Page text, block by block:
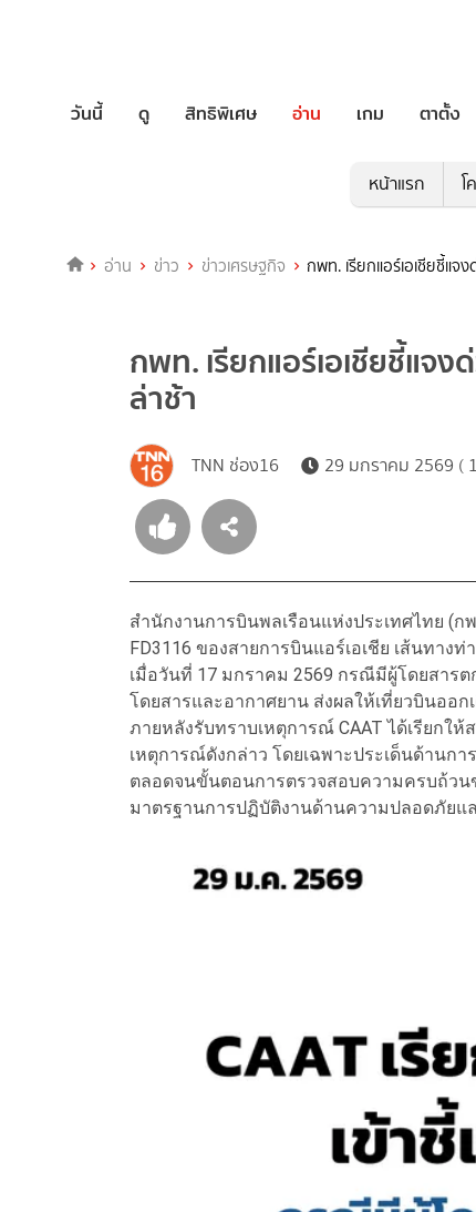
วันนี้ ดู สิทธิพิเศษ อ่าน เกม ตาตั้ง
หน้าแรก โ
อ่าน ข่าว ข่าวเศรษฐกิจ กพท. เรียกแอร์เอเชียชี้แ
กพท. เรียกแอร์เอเชียชี้แจ
ล่าช้า
TNN ช่อง16 29 มกราคม 2569 (
สำนักงานการบินพลเรือนแห่งประเทศไทย (
FD3116 ของสายการบินแอร์เอเชีย เส้นทา
เมื่อวันที่ 17 มกราคม 2569 กรณีมีผู้โดยสาร
โดยสารและอากาศยาน ส่งผลให้เที่ยวบินออ
ภายหลังรับทราบเหตุการณ์ CAAT ได้เรียกให้
เหตุการณ์ดังกล่าว โดยเฉพาะประเด็นด้านก
ตลอดจนขั้นตอนการตรวจสอบความครบถ้วน
มาตรฐานการปฏิบัติงานด้านความปลอดภัยแ